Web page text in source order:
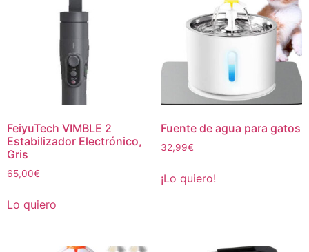
FeiyuTech VIMBLE 2
Estabilizador Electrónico,
Gris
65,00€
Lo quiero
Fuente de agua para gatos
32,99€
¡Lo quiero!